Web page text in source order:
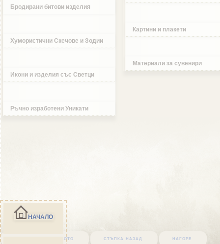
Бродирани битови изделия
Хумористични Скечове и Зодии
Икони и изделия със Светци
Ръчно изработени Уникати
Картини и плакети
Материали за сувенири
върни се в началото стъпка назад нагоре
НАЧАЛО